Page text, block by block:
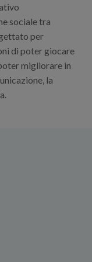
sociale tra
per
di poter giocare
migliorare in
la